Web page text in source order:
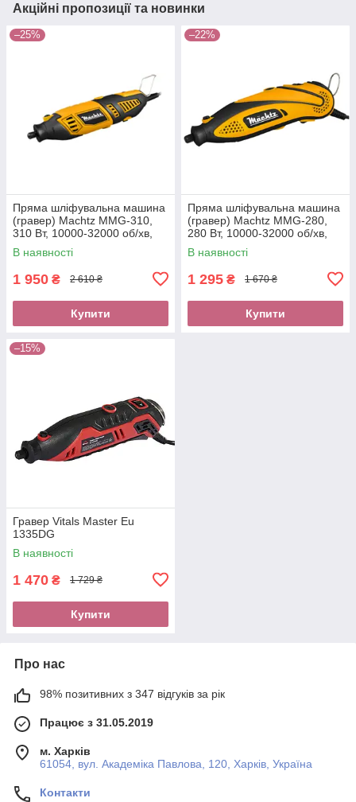
Акційні пропозиції та новинки
–25%
Пряма шліфувальна машина
(гравер) Machtz MMG-310,
310 Вт, 10000-32000 об/хв,
кейс, набір насадок, цанга
3.2
В наявності
1 950 ₴ 2 610 ₴
Купити
–22%
Пряма шліфувальна машина
(гравер) Machtz MMG-280,
280 Вт, 10000-32000 об/хв,
кейс, набір насадок
В наявності
1 295 ₴ 1 670 ₴
Купити
–15%
Гравер Vitals Master Eu
1335DG
В наявності
1 470 ₴ 1 729 ₴
Купити
Про нас
98% позитивних з 347 відгуків за рік
Працює з 31.05.2019
м. Харків
61054, вул. Академіка Павлова, 120, Харків, Україна
Контакти